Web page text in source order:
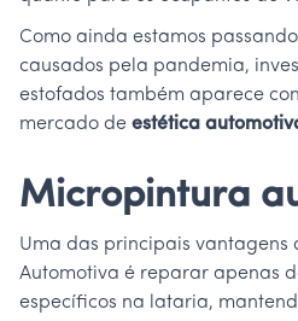
Como ainda estamos
causados pela pandemia,
estofados também aparece
mercado de estética
Micropintura
Uma das principais vantagens
Automotiva é reparar apenas
específicos na lataria,